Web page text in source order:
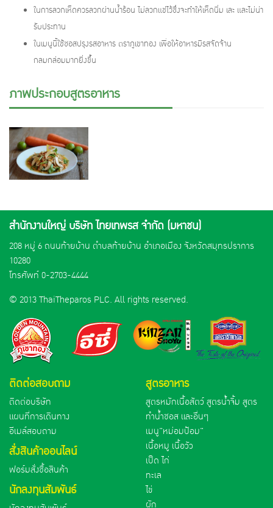
ในการลวกเห็ดควรลวกผ่านน้ำร้อน ไม่ลวกแช่ไว้ซึ่งจะทำให้เห็ดนิ่ม เละ และไม่น่า
รับประทาน
ในเมนูนี้ใช้ซอสปรุงรสอาหาร ตราภูเขาทอง เพื่อให้อาหารมีรสจัดจ้าน
กลมกล่อมมากยิ่งขึ้น
ภาพประกอบสูตรอาหาร
สำนักงานใหญ่ บริษัท ไทยเทพรส จำกัด (มหาชน)
208 หมู่ 6 ถนนท้ายบ้าน ตำบลท้ายบ้าน อำเภอเมือง จังหวัดสมุทรปราการ
10280
โทรศัพท์0-2703-4444
© 2013 ThaiTheparos PLC. All rights reserved.
ติดต่อสอบถาม
ติดต่อบริษัท
แผนที่การเดินทาง
อีเมล์สอบถาม
สั่งสินค้าออนไลน์
ฟอร์มสั่งซื้อสินค้า
นักลงทุนสัมพันธ์
สูตรอาหาร
สูตรหมักเนื้อสัตว์ สูตรน้ำจิ้ม สูตร
ทำน้ำซอส และอื่นๆ
เมนู"หม่อมป้อม"
เนื้อหมู เนื้อวัว
เป็ด ไก่
ทะเล
ไข่
ผัก